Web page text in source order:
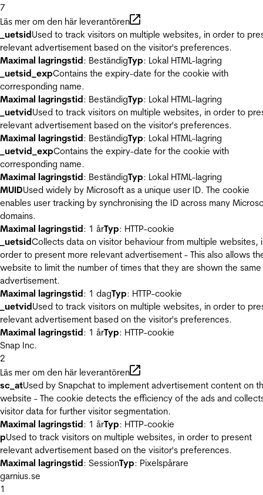
7
Läs mer om den här leverantören
_uetsidUsed to track visitors on multiple websites, in order to
relevant advertisement based on the visitor's preferences.
Maximal lagringstid: BeständigTyp: Lokal HTML-lagring
_uetsid_expContains the expiry-date for the cookie with
corresponding name.
Maximal lagringstid: BeständigTyp: Lokal HTML-lagring
_uetvidUsed to track visitors on multiple websites, in order to
relevant advertisement based on the visitor's preferences.
Maximal lagringstid: BeständigTyp: Lokal HTML-lagring
_uetvid_expContains the expiry-date for the cookie with
corresponding name.
Maximal lagringstid: BeständigTyp: Lokal HTML-lagring
MUIDUsed widely by Microsoft as a unique user ID. The cookie
enables user tracking by synchronising the ID across many
domains.
Maximal lagringstid: 1 årTyp: HTTP-cookie
_uetsidCollects data on visitor behaviour from multiple websites,
order to present more relevant advertisement - This also allows
website to limit the number of times that they are shown the same
advertisement.
Maximal lagringstid: 1 dagTyp: HTTP-cookie
_uetvidUsed to track visitors on multiple websites, in order to
relevant advertisement based on the visitor's preferences.
Maximal lagringstid: 1 årTyp: HTTP-cookie
Snap Inc.
2
Läs mer om den här leverantören
sc_atUsed by Snapchat to implement advertisement content on
website - The cookie detects the efficiency of the ads and
visitor data for further visitor segmentation.
Maximal lagringstid: 1 årTyp: HTTP-cookie
pUsed to track visitors on multiple websites, in order to present
relevant advertisement based on the visitor's preferences.
Maximal lagringstid: SessionTyp: Pixelspårare
garnius.se
1